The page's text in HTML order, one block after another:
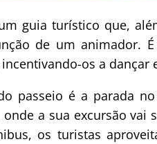
guia turístico que,
de um animador.
os a dançar
passeio é a parada
onde a sua excursão
os turistas